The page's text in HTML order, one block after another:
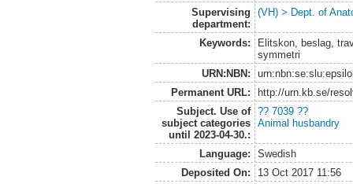
Supervising
department:
(VH) > Dept. of
Keywords:
Elitskon, beslag,
symmetri
URN:NBN:
Permanent URL:
http://urn.kb.se/
Subject. Use of
subject categories
until 2023-04-30.:
?? 7039 ??
Animal husbandry
Language:
Swedish
Deposited On:
13 Oct 2017 11:56